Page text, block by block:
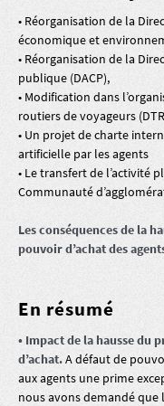
• Réorganisation de la
économique et
• Réorganisation de la
publique (DACP),
• Modification dans
routiers de voyageurs
• Un projet de charte
artificielle par les agents
• Le transfert de l’activité
Communauté
Les conséquences de la
pouvoir d’achat des
En résumé
• Impact de la hausse du
d’achat.A défaut de
aux agents une prime
nous avons demandé